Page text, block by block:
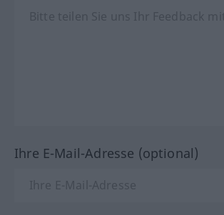
Ihre E-Mail-Adresse (optional)